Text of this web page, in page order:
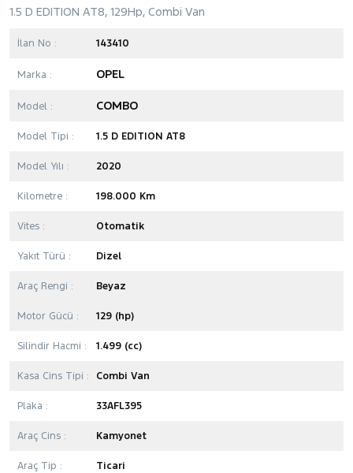
1.5 D EDITION AT8, 129Hp, Combi Van
İlan No : 143410
Marka : OPEL
Model : COMBO
Model Tipi : 1.5 D EDITION AT8
Model Yılı : 2020
Kilometre : 198.000 Km
Vites : Otomatik
Yakıt Türü : Dizel
Araç Rengi : Beyaz
Motor Gücü : 129 (hp)
Silindir Hacmi : 1.499 (cc)
Kasa Cins Tipi : Combi Van
Plaka : 33AFL395
Araç Cins : Kamyonet
Araç Tip : Ticari